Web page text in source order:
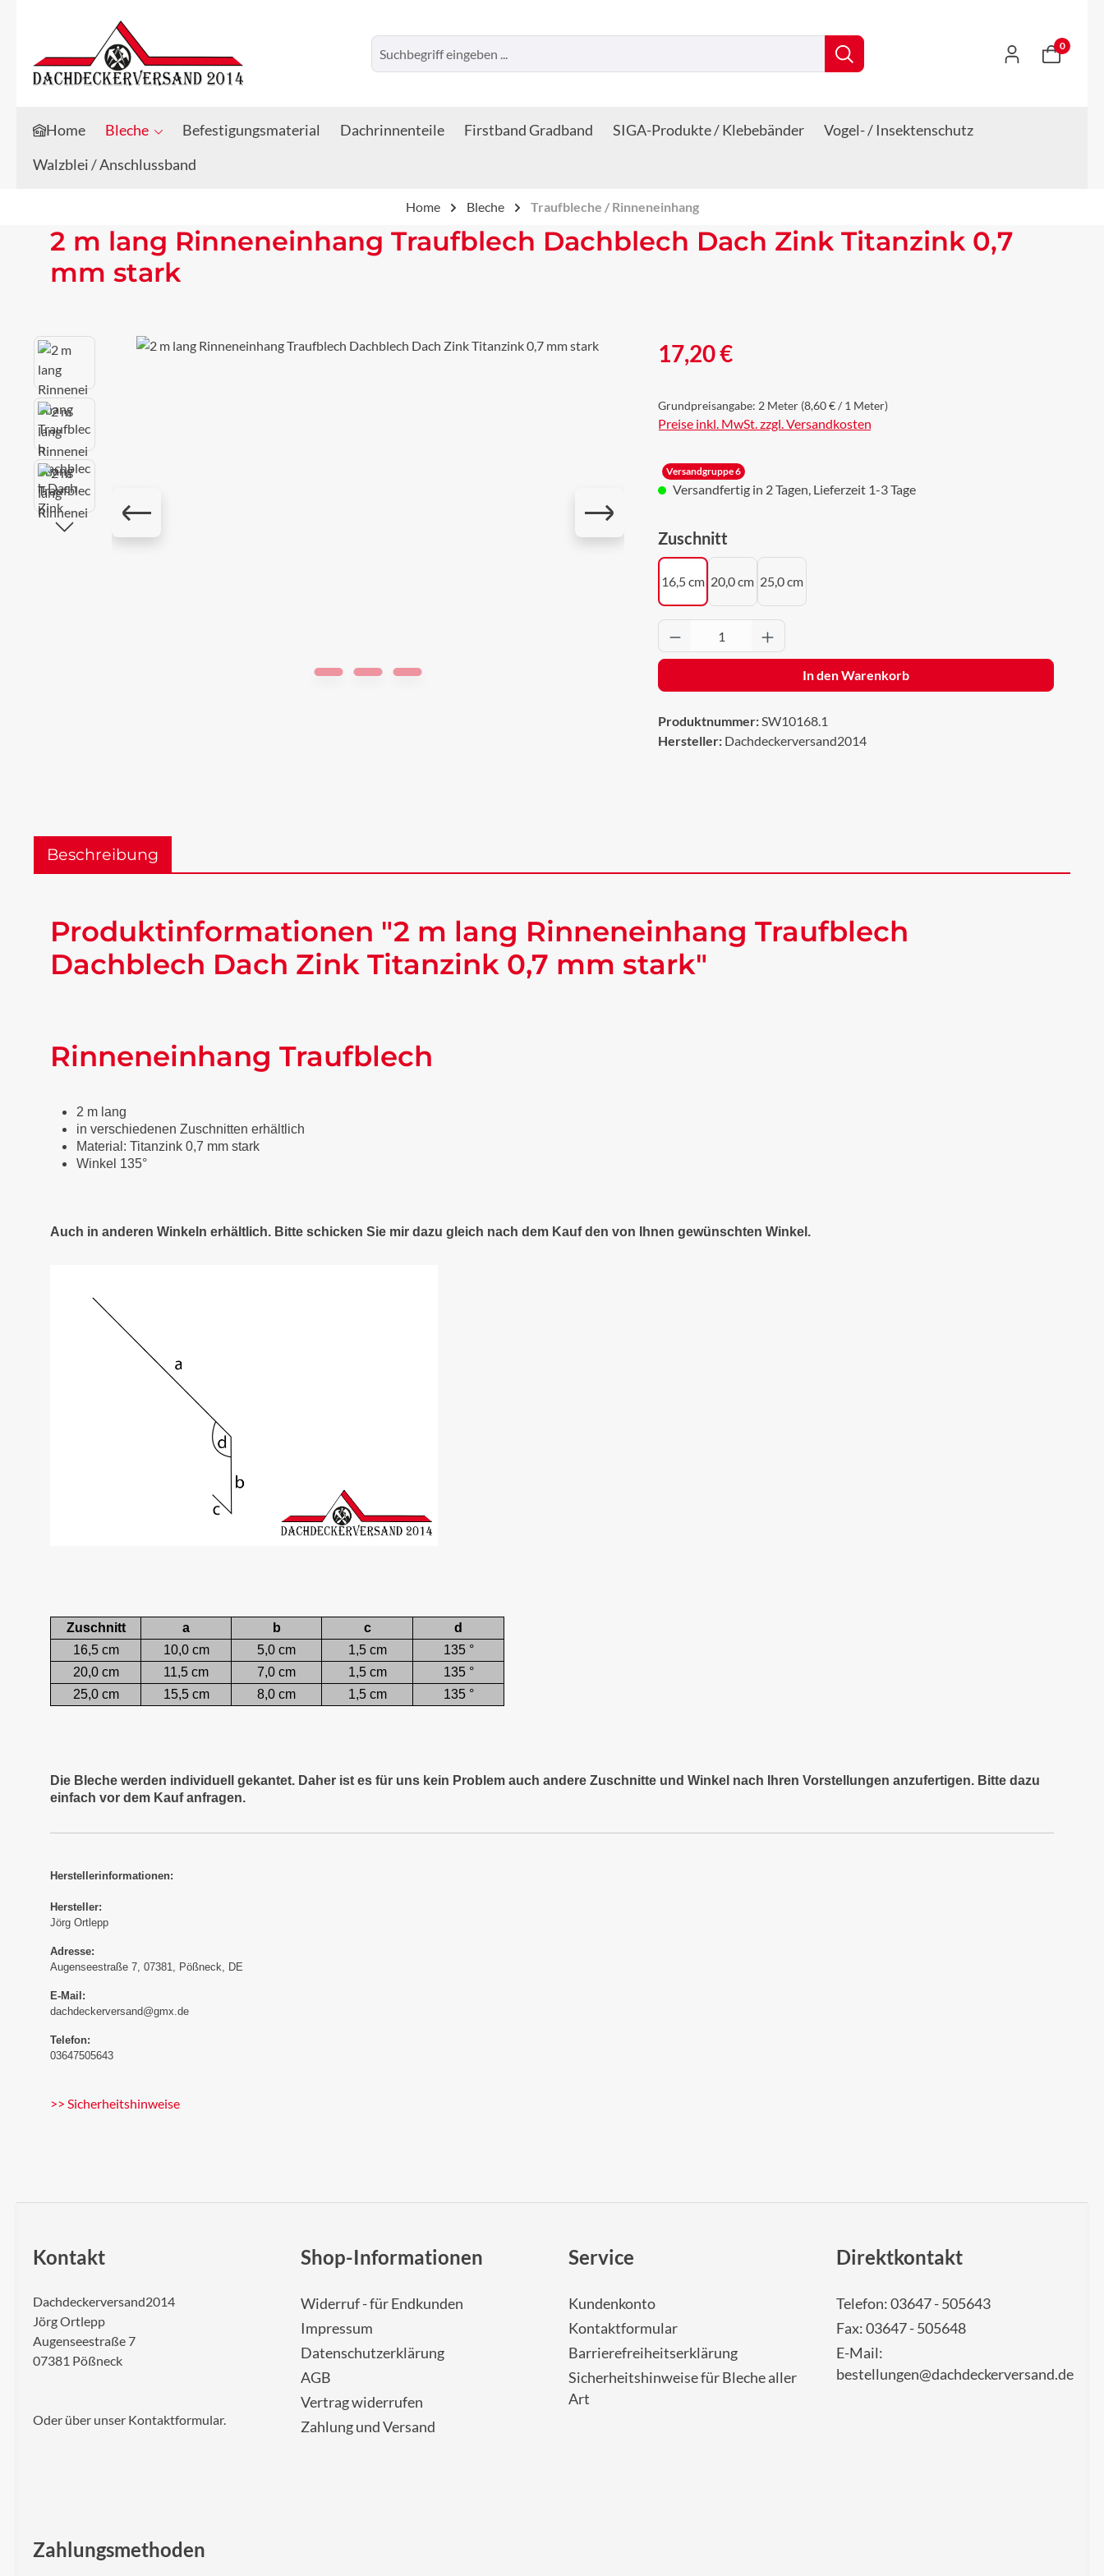
Zum Hauptinhalt springen
Zur Suche springen
0
Home Bleche Befestigungsmaterial Dachrinnenteile Firstband Gradband SIGA-Produkte / Klebebänder
Vogel- / Insektenschutz
Walzblei / Anschlussband
Home Bleche Traufbleche / Rinneneinhang
2 m lang Rinneneinhang Traufblech Dachblech Dach Zink Titanzink 0,7
mm stark
Bildergalerie überspringen Regulärer Preis:
17,20 €
Grundpreisangabe: 2 Meter (8,60 € / 1 Meter)
Preise inkl. MwSt. zzgl. Versandkosten
Versandgruppe 6
Versandfertig in 2 Tagen, Lieferzeit 1-3 Tage
Zuschnittauswählen
16,5 cm 20,0 cm 25,0 cm
Produkt Anzahl: Gib den gewünschten Wert ein
In den Warenkorb
Produktnummer:SW10168.1
Hersteller: Dachdeckerversand2014
Beschreibung
Produktinformationen "2 m lang Rinneneinhang Traufblech
Dachblech Dach Zink Titanzink 0,7 mm stark"
Rinneneinhang Traufblech
2 m lang
in verschiedenen Zuschnitten erhältlich
Material: Titanzink 0,7 mm stark
Winkel 135°
Auch in anderen Winkeln erhältlich. Bitte schicken Sie mir dazu gleich nach dem Kauf den von Ihnen gewünschten Winkel.
Zuschnitt a b c
d
16,5 cm
10,0 cm 5,0 cm 1,5 cm
135 °
20,0 cm
11,5 cm 7,0 cm 1,5 cm
135 °
25,0 cm
15,5 cm 8,0 cm 1,5 cm 135 °
Die Bleche werden individuell gekantet. Daher ist es für uns kein Problem auch andere Zuschnitte und Winkel nach Ihren Vorstellungen anzufertigen. Bitte dazu
einfach vor dem Kauf anfragen.
Herstellerinformationen:
Hersteller:
Jörg Ortlepp
Adresse:
Augenseestraße 7, 07381, Pößneck, DE
E-Mail:
dachdeckerversand@gmx.de
Telefon:
03647505643
>> Sicherheitshinweise
Kontakt
Dachdeckerversand2014
Jörg Ortlepp
Augenseestraße 7
07381 Pößneck
Oder über unser Kontaktformular.
Shop-Informationen
Widerruf - für Endkunden
Impressum
Datenschutzerklärung
AGB
Vertrag widerrufen
Zahlung und Versand
Service
Kundenkonto
Kontaktformular
Barrierefreiheitserklärung
Sicherheitshinweise für Bleche aller
Art
Direktkontakt
Telefon: 03647 - 505643
Fax: 03647 - 505648
E-Mail:
bestellungen@dachdeckerversand.de
Zahlungsmethoden